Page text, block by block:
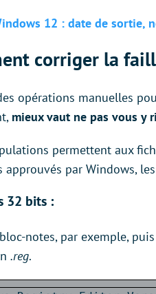
12 : date de sortie,
corriger la
opérations manuelles
mieux vaut ne pas vous y
permettent aux
approuvés par Windows,
32 bits :
notes, par exemple,
.reg.